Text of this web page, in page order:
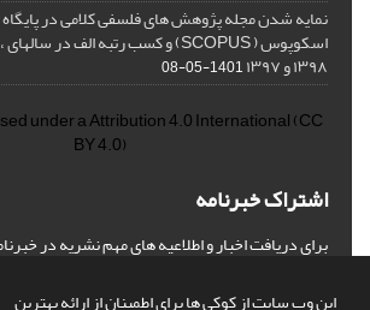
این وب سایت از کوکی ها برای اطمینان از ارائه بهترین
نمایه شدن مجله پژوهش های فلسفی کلامی در پایگاه
۱۳۹۸ و ۱۳۹۷ 1401-05-08
under aAttribution 4.0 International(CC
BY 4.0)
اشتراک خبرنامه
برای دریافت اخبار و اطلاعیه های مهم نشریه در